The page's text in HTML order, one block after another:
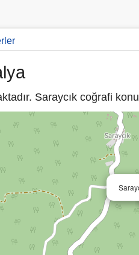
Saraycık coğrafi